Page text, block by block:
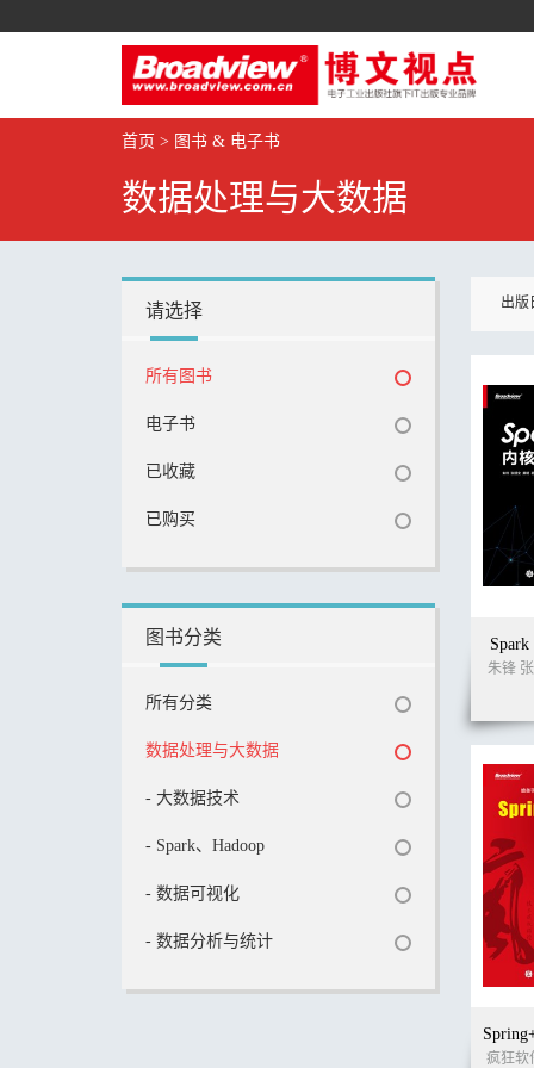
首页 > 图书 & 电子书
数据处理与大数据
请选择
所有图书
电子书
已收藏
已购买
图书分类
所有分类
数据处理与大数据
- 大数据技术
- Spark、Hadoop
- 数据可视化
- 数据分析与统计
出版
朱锋
疯狂软